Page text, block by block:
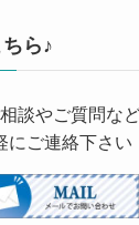
ら♪
談やご質問な
にご連絡下さい